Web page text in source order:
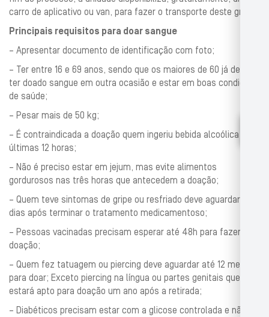
carro de aplicativo ou van, para fazer o transporte deste grupo.
Principais requisitos para doar sangue
– Apresentar documento de identificação com foto;
– Ter entre 16 e 69 anos, sendo que os maiores de 60 já devem
ter doado sangue em outra ocasião e estar em boas condições
de saúde;
– Pesar mais de 50 kg;
– É contraindicada a doação quem ingeriu bebida alcoólica nas
últimas 12 horas;
– Não é preciso estar em jejum, mas evite alimentos
gordurosos nas três horas que antecedem a doação;
– Quem teve sintomas de gripe ou resfriado deve aguardar dez
dias após terminar o tratamento medicamentoso;
– Pessoas vacinadas precisam esperar até 48h para fazer sua
doação;
– Quem fez tatuagem ou piercing deve aguardar até 12 meses
para doar; Exceto piercing na língua ou partes genitais que
estará apto para doação um ano após a retirada;
– Diabéticos precisam estar com a glicose controlada e não